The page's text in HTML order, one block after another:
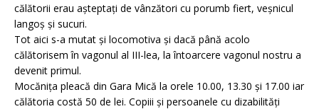
călătorii erau așteptați de vânzători cu porumb fiert, veșnicul
langoș și sucuri.
Tot aici s-a mutat și locomotiva și dacă până acolo
călătorisem în vagonul al III-lea, la întoarcere vagonul nostru a
devenit primul.
Mocănița pleacă din Gara Mică la orele 10.00, 13.30 și 17.00 iar
călătoria costă 50 de lei. Copiii și persoanele cu dizabilități